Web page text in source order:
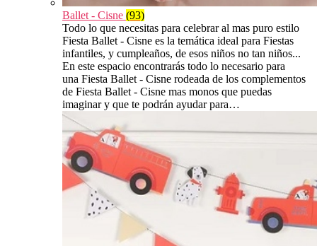
Ballet - Cisne (93)
Todo lo que necesitas para celebrar al mas puro estilo
Fiesta Ballet - Cisne es la temática ideal para Fiestas
infantiles, y cumpleaños, de esos niños no tan niños...
En este espacio encontrarás todo lo necesario para
una Fiesta Ballet - Cisne rodeada de los complementos
de Fiesta Ballet - Cisne mas monos que puedas
imaginar y que te podrán ayudar para…